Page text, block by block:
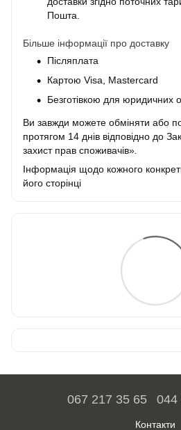
Пошта.
Більше інформації про доставку
Післяплата
Картою Visa, Mastercard
Безготівкою для юридичних
Ви завжди можете обміняти або
протягом 14 днів відповідно до
захист прав споживачів»
Інформація щодо кожного
його сторінці
067 217 35 65 044
Контакти